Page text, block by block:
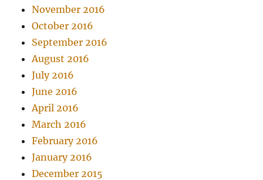
November 2016
October 2016
September 2016
August 2016
July 2016
June 2016
April 2016
March 2016
February 2016
January 2016
December 2015